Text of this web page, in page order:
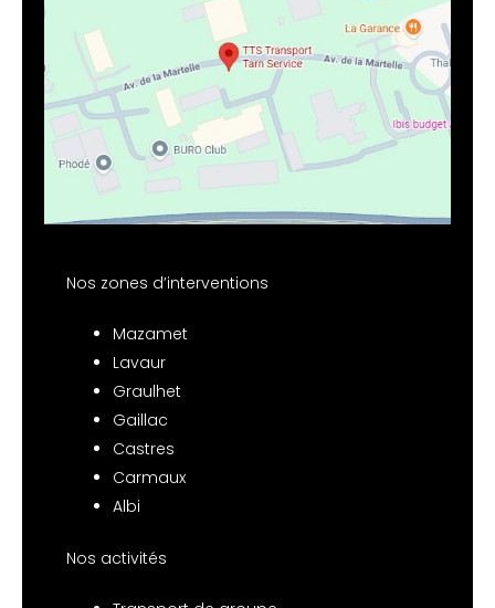
Nos zones d’interventions
Mazamet
Lavaur
Graulhet
Gaillac
Castres
Carmaux
Albi
Nos activités